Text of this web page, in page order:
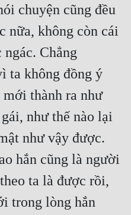
chuyện cũng đều
nữa, không còn cái
ngác. Chẳng
không đồng ý
mới thành ra như
như thế nào lại
như vậy được.
hắn cũng là người
ta là được rồi,
trong lòng hắn